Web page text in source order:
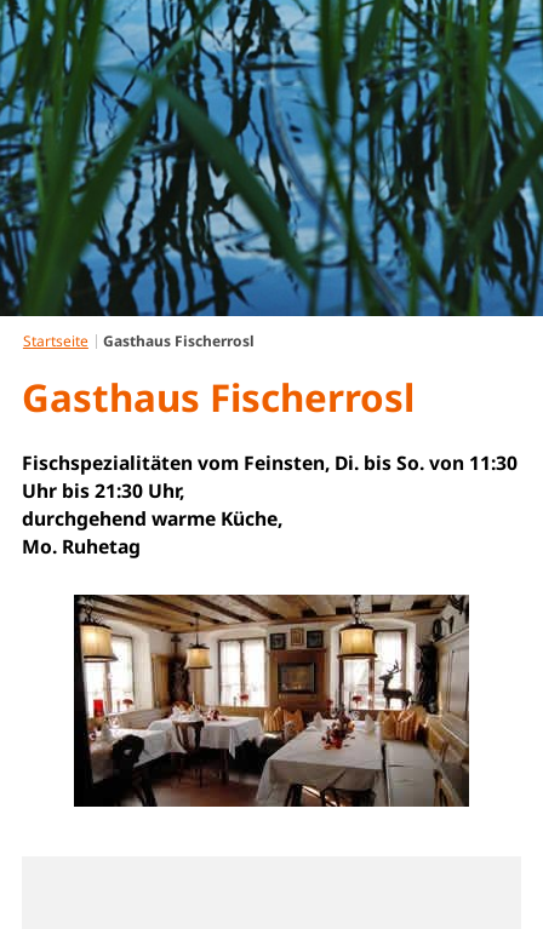
Gasthaus Fischerrosl
Startseite Gasthaus Fischerrosl
Gasthaus Fischerrosl
Fischspezialitäten vom Feinsten, Di. bis So. von 11:30
Uhr bis 21:30 Uhr,
durchgehend warme Küche,
Mo. Ruhetag